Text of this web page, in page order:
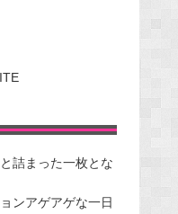
詰まった一枚とな
ンアゲアゲな一日